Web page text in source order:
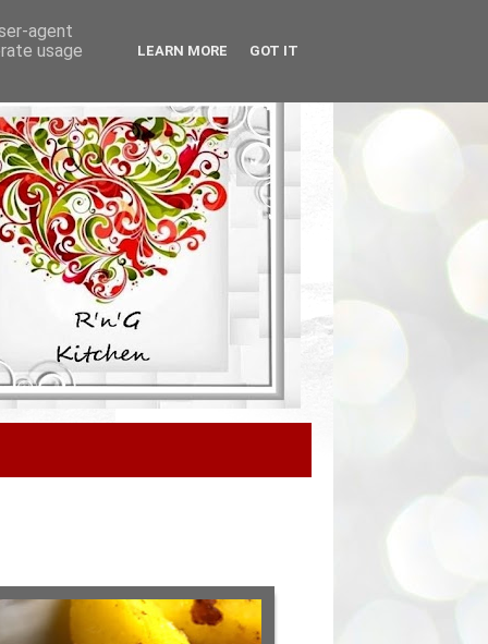
agent
usage
LEARN MORE GOT IT